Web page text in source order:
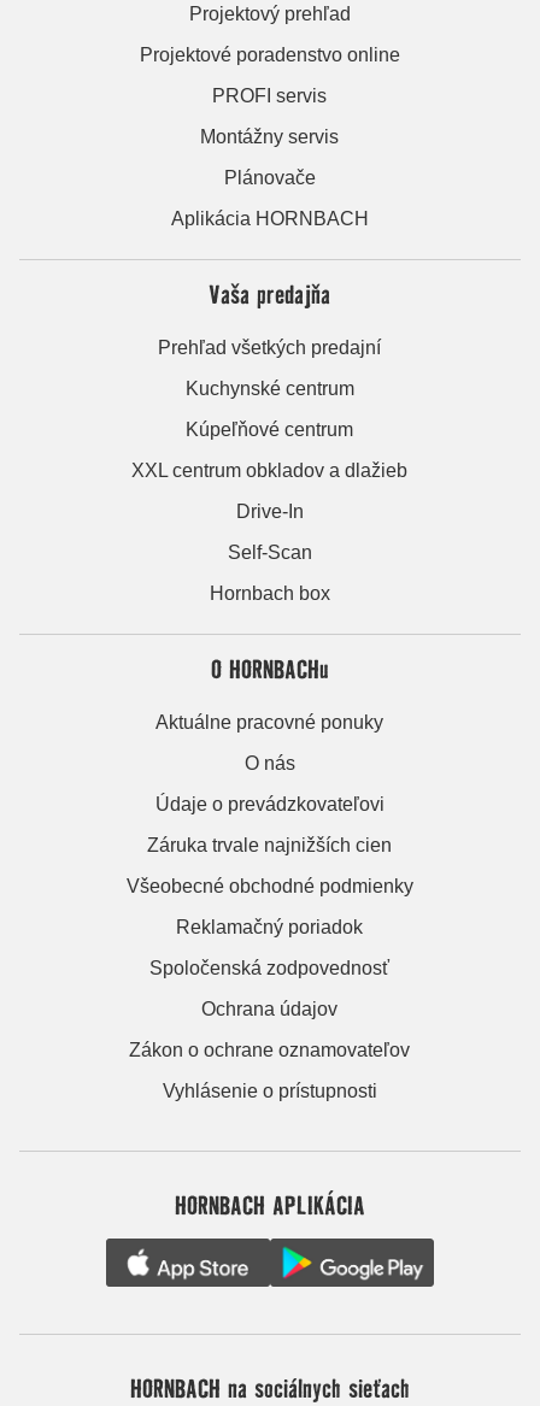
Projektový prehľad
Projektové poradenstvo online
PROFI servis
Montážny servis
Plánovače
Aplikácia HORNBACH
Vaša predajňa
Prehľad všetkých predajní
Kuchynské centrum
Kúpeľňové centrum
XXL centrum obkladov a dlažieb
Drive-In
Self-Scan
Hornbach box
O HORNBACHu
Aktuálne pracovné ponuky
O nás
Údaje o prevádzkovateľovi
Záruka trvale najnižších cien
Všeobecné obchodné podmienky
Reklamačný poriadok
Spoločenská zodpovednosť
Ochrana údajov
Zákon o ochrane oznamovateľov
Vyhlásenie o prístupnosti
HORNBACH APLIKÁCIA
HORNBACH na sociálnych sieťach